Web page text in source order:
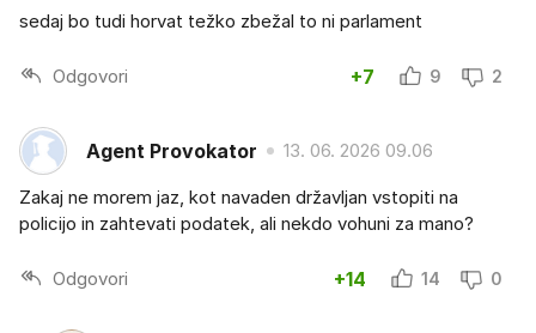
sedaj bo tudi horvat težko zbežal to ni parlament
Odgovori +7 9 2
Agent Provokator 13. 06. 2026 09.06
Zakaj ne morem jaz, kot navaden državljan vstopiti na
policijo in zahtevati podatek, ali nekdo vohuni za mano?
Odgovori +14 14 0